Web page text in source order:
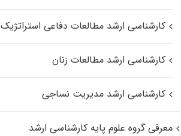
کارشناسی ارشد مطالعات دفاعی استراتژیک
کارشناسی ارشد مطالعات زنان
کارشناسی ارشد مدیریت نساجی
معرفی گروه علوم پایه کارشناسی ارشد